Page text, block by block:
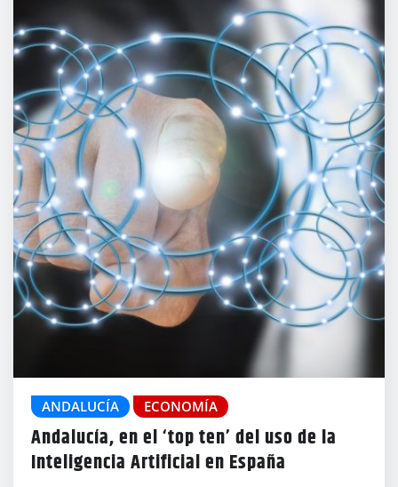
ANDALUCÍA ECONOMÍA
Andalucía, en el ‘top ten’ del uso de la
Inteligencia Artificial en España